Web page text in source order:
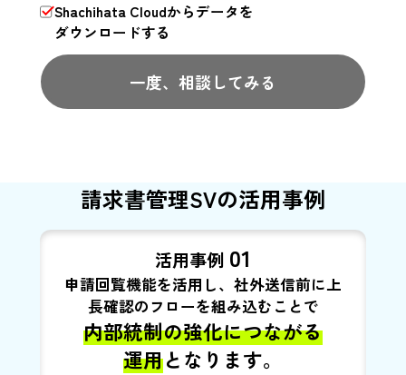
Shachihata Cloudからデータを
ダウンロードする
一度、相談してみる
請求書管理SVの活用事例
活用事例 01
申請回覧機能を活用し、社外送信前に上
長確認のフローを組み込むことで
内部統制の強化につながる
運用となります。